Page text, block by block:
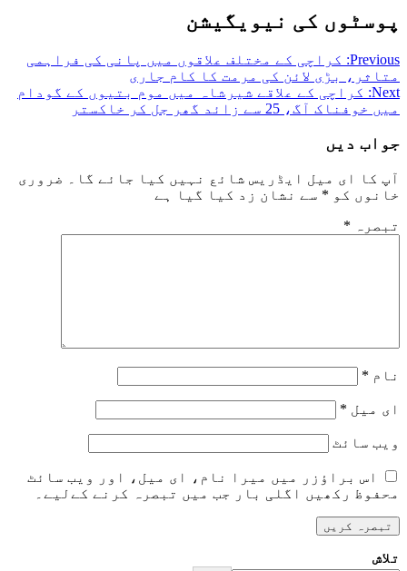
پوسٹوں کی نیویگیشن
Previous: کراچی کے مختلف علاقوں میں پانی کی فراہمی
متاثر، بڑی لائن کی مرمت کا کام جاری
Next: کراچی کے علاقے شیرشاہ میں موم بتیوں کے گودام
میں خوفناک آگ، 25 سے زائد گھر جل کر خاکستر
جواب دیں
آپ کا ای میل ایڈریس شائع نہیں کیا جائے گا۔
ضروری
خانوں کو * سے نشان زد کیا گیا ہے
تبصرہ *
نام *
ای میل *
ویب‌ سائٹ
اس براؤزر میں میرا نام، ای میل، اور ویب سائٹ
محفوظ رکھیں اگلی بار جب میں تبصرہ کرنے کےلیے۔
تلاش